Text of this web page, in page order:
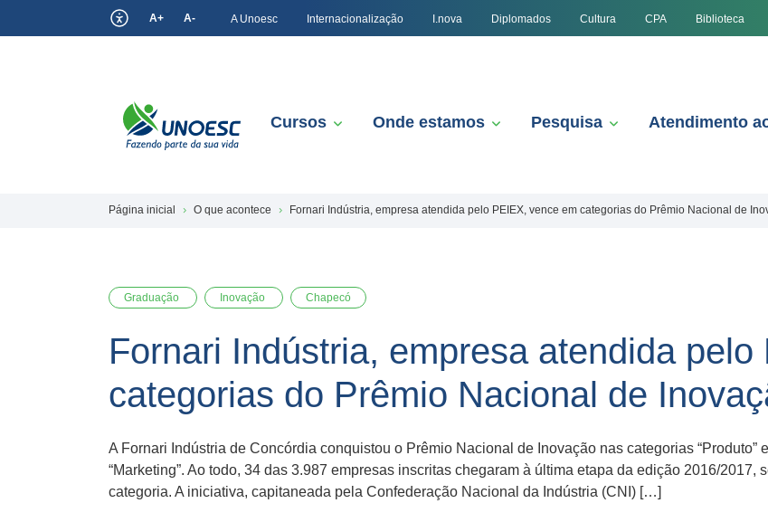
A+ A- A Unoesc Internacionalização I.nova Diplomados Cultura CPA Biblioteca
Cursos Onde estamos Pesquisa Atendimento
Página inicial O que acontece Fornari Indústria, empresa atendida pelo PEIEX, vence em categorias do Prêmio Nacional de
Graduação Inovação Chapecó
Fornari Indústria, empresa atendida
categorias do Prêmio Nacional de
A Fornari Indústria de Concórdia conquistou o Prêmio Nacional de Inovação nas categorias “Produto”
“Marketing”. Ao todo, 34 das 3.987 empresas inscritas chegaram à última etapa da edição 2016/
categoria. A iniciativa, capitaneada pela Confederação Nacional da Indústria (CNI) […]